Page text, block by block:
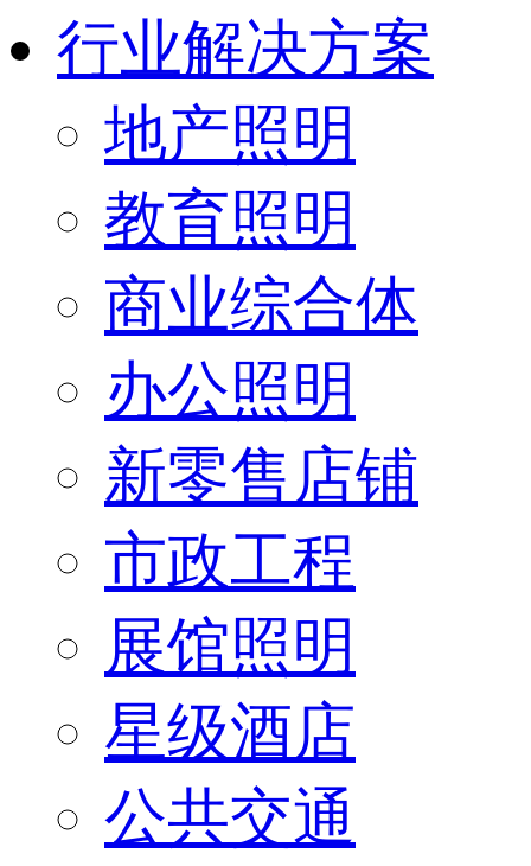
行业解决方案
地产照明
教育照明
商业综合体
办公照明
新零售店铺
市政工程
展馆照明
星级酒店
公共交通